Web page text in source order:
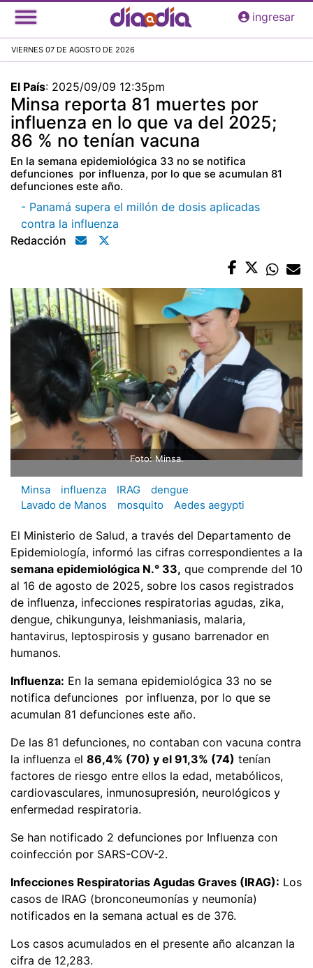
Pasar
al
principal
ingresar
VIERNES 07 DE AGOSTO DE 2026
El País: 2025/09/09 12:35pm
Minsa reporta 81 muertes por
influenza en lo que va del 2025;
86 % no tenían vacuna
En la semana epidemiológica 33 no se notifica
defunciones por influenza, por lo que se acumulan 81
defunciones este año.
- Panamá supera el millón de dosis aplicadas
contra la influenza
Redacción
Foto: Minsa.
Minsa influenza IRAG
dengue
Lavado de Manos
mosquito Aedes aegypti
El Ministerio de Salud, a través del Departamento de
Epidemiología, informó las cifras correspondientes a la
semana epidemiológica N.° 33, que comprende del 10
al 16 de agosto de 2025, sobre los casos registrados
de influenza, infecciones respiratorias agudas, zika,
dengue, chikungunya, leishmaniasis, malaria,
hantavirus, leptospirosis y gusano barrenador en
humanos.
Influenza: En la semana epidemiológica 33 no se
notifica defunciones por influenza, por lo que se
acumulan 81 defunciones este año.
De las 81 defunciones, no contaban con vacuna contra
la influenza el 86,4% (70) y el 91,3% (74) tenían
factores de riesgo entre ellos la edad, metabólicos,
cardiovasculares, inmunosupresión, neurológicos y
enfermedad respiratoria.
Se han notificado 2 defunciones por Influenza con
coinfección por SARS-COV-2.
Infecciones Respiratorias Agudas Graves (IRAG): Los
casos de IRAG (bronconeumonías y neumonía)
notificados en la semana actual es de 376.
Los casos acumulados en el presente año alcanzan la
cifra de 12,283.